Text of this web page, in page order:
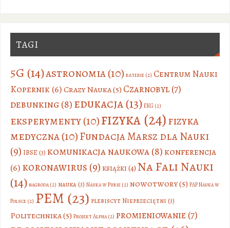
TAGI
5G (14)astronomia(10) baterie(2) Centrum Nauki
Kopernik(6)Crazy Nauka(5)Czarnobyl(7)
debunking (8)edukacja(13) EKG(2)
eksperymenty(10)fizyka(24)fizyka
medyczna(10)Fundacja Marsz dla Nauki
(9) IBSE(3) komunikacja naukowa(8) konferencja
(6) koronawirus (9) książki (4) Na Fali Nauki
(14) nagroda(2) nauka(3) Nauka w Pubie(2) nowotwory(5) PAP Nauka w
Polsce(2) PEM (23) plebiscyt Nieprzeciętni (3)
Politechnika(5) Projekt Alpha(2) promieniowanie(7)